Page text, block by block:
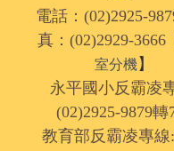
電話：(02)2925-
真：(02)2929-3666
室分機】
永平國小反霸凌
(02)2925-9879轉
教育部反霸凌專線